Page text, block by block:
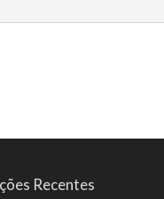
Recentes